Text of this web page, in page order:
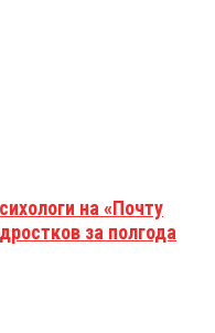
на «Почту
за полгода